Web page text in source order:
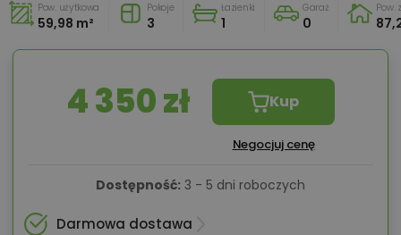
Pow. użytkowa
59,98 m²
Pokoje
3
Łazienki
1
Garaż
0
Pow.
4 350 zł Kup
Negocjuj cenę
Dostępność: 3 - 5 dni roboczych
Darmowa dostawa